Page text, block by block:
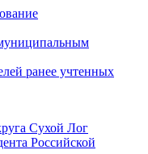
ранее учтенных
Сухой Лог
Российской